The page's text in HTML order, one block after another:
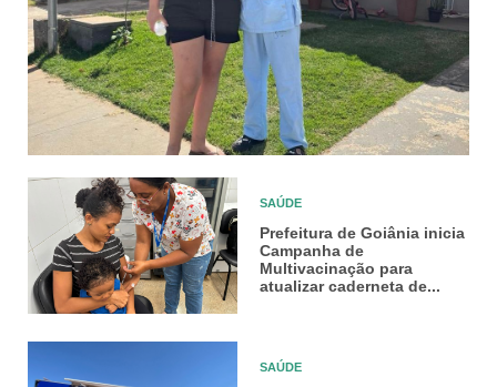
SAÚDE
Prefeitura de Goiânia inicia
Campanha de
Multivacinação para
atualizar caderneta de...
SAÚDE